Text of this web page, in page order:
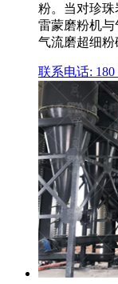
粉。当对珍珠
雷蒙磨粉机与
气流磨超细粉
联系电话: 180